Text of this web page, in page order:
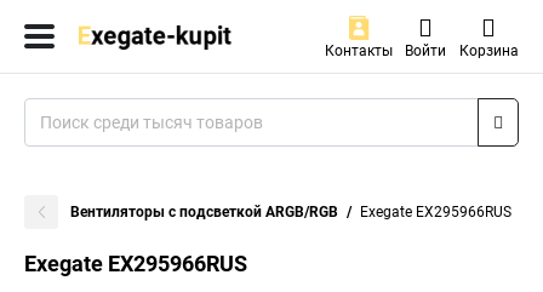
Контакты Войти Корзина
Вентиляторы с подсветкой ARGB/RGB Exegate EX295966RUS
Exegate EX295966RUS